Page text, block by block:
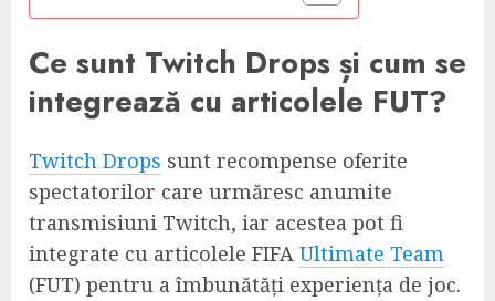
Ce sunt Twitch Drops și cum se
integrează cu articolele FUT?
Twitch Drops sunt recompense oferite
spectatorilor care urmăresc anumite
transmisiuni Twitch, iar acestea pot fi
integrate cu articolele FIFA Ultimate Team
(FUT) pentru a îmbunătăți experiența de joc.